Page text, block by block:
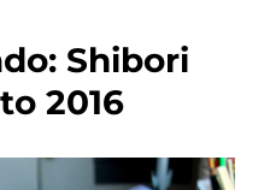
inicial
Concepción
noviembre
Shibori
2016